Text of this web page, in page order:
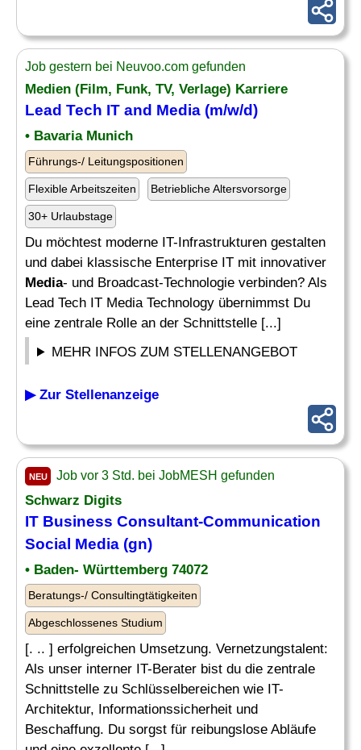
Job gestern bei Neuvoo.com gefunden
Medien (Film, Funk, TV, Verlage) Karriere
Lead Tech IT and Media (m/w/d)
• Bavaria Munich
Führungs-/ Leitungspositionen
Flexible Arbeitszeiten Betriebliche Altersvorsorge
30+ Urlaubstage
Du möchtest moderne IT-Infrastrukturen gestalten
und dabei klassische Enterprise IT mit innovativer
Media- und Broadcast-Technologie verbinden? Als
Lead Tech IT Media Technology übernimmst Du
eine zentrale Rolle an der Schnittstelle [...]
MEHR INFOS ZUM STELLENANGEBOT
▶ Zur Stellenanzeige
NEU Job vor 3 Std. bei JobMESH gefunden
Schwarz Digits
IT Business Consultant-Communication
Social Media (gn)
• Baden- Württemberg 74072
Beratungs-/ Consultingtätigkeiten
Abgeschlossenes Studium
[. .. ] erfolgreichen Umsetzung. Vernetzungstalent:
Als unser interner IT-Berater bist du die zentrale
Schnittstelle zu Schlüsselbereichen wie IT-
Architektur, Informationssicherheit und
Beschaffung. Du sorgst für reibungslose Abläufe